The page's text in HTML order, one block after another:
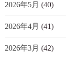
2026年5月 (40)
2026年4月 (41)
2026年3月 (42)